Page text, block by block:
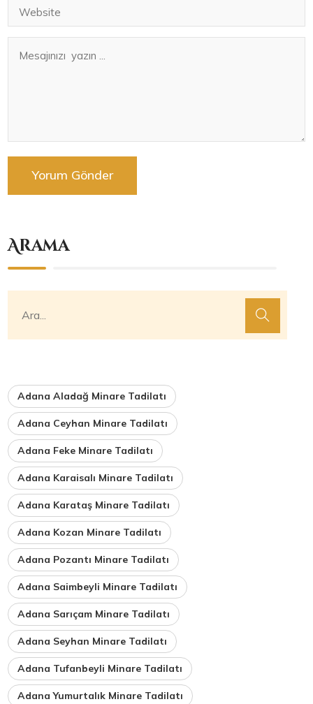
Arama
Adana Aladağ Minare Tadilatı
Adana Ceyhan Minare Tadilatı
Adana Feke Minare Tadilatı
Adana Karaisalı Minare Tadilatı
Adana Karataş Minare Tadilatı
Adana Kozan Minare Tadilatı
Adana Pozantı Minare Tadilatı
Adana Saimbeyli Minare Tadilatı
Adana Sarıçam Minare Tadilatı
Adana Seyhan Minare Tadilatı
Adana Tufanbeyli Minare Tadilatı
Adana Yumurtalık Minare Tadilatı